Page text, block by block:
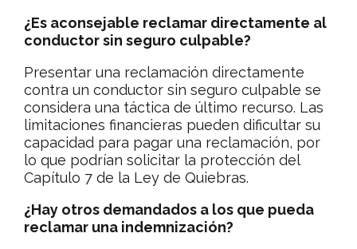
¿Es aconsejable reclamar directamente al
conductor sin seguro culpable?
Presentar una reclamación directamente
contra un conductor sin seguro culpable se
considera una táctica de último recurso. Las
limitaciones financieras pueden dificultar su
capacidad para pagar una reclamación, por
lo que podrían solicitar la protección del
Capítulo 7 de la Ley de Quiebras.
¿Hay otros demandados a los que pueda
reclamar una indemnización?